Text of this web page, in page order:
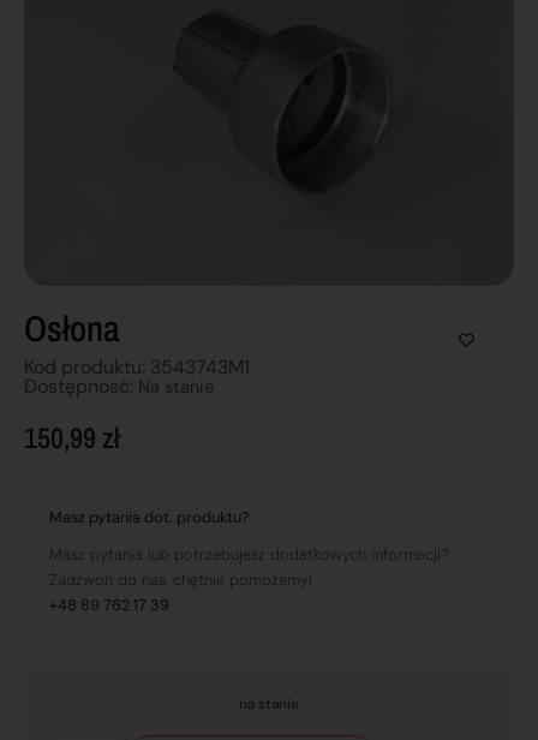
Osłona
Kod produktu: 3543743M1
Dostępnosć: Na stanie
150,99 zł
Masz pytania dot. produktu?
Masz pytania lub potrzebujesz dodatkowych informacji?
Zadzwoń do nas, chętnie pomożemy!
+48 89 762 17 39
na stanie